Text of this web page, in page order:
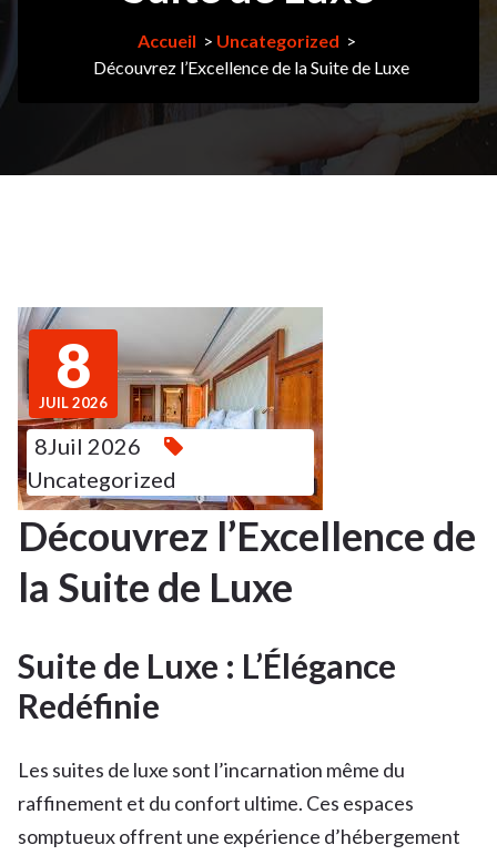
Accueil > Uncategorized >
Découvrez l’Excellence de la Suite de Luxe
8
JUIL 2026
8Juil 2026
Uncategorized
Découvrez l’Excellence de
la Suite de Luxe
Suite de Luxe : L’Élégance
Redéfinie
Les suites de luxe sont l’incarnation même du
raffinement et du confort ultime. Ces espaces
somptueux offrent une expérience d’hébergement